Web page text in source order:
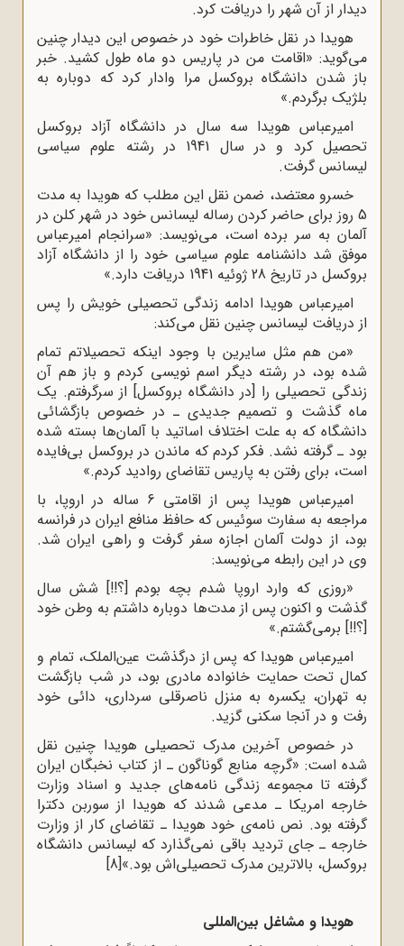
دیدار از آن شهر را دریافت کرد.
هویدا در نقل خاطرات خود در خصوص این دیدار چنین
مى‌گوید: «اقامت من در پاریس دو ماه طول کشید. خبر
باز شدن دانشگاه بروکسل مرا وادار کرد که دوباره به
بلژیک برگردم.»
امیرعباس هویدا سه سال در دانشگاه آزاد بروکسل
تحصیل کرد و در سال 1941 در رشته علوم سیاسى
لیسانس گرفت.
خسرو معتضد، ضمن نقل این مطلب که هویدا به مدت
5 روز براى حاضر کردن رساله لیسانس خود در شهر کلن در
آلمان به سر برده است، مى‌نویسد: «سرانجام امیرعباس
موفق شد دانشنامه علوم سیاسى خود را از دانشگاه آزاد
بروکسل در تاریخ 28 ژوئیه 1941 دریافت دارد.»
امیرعباس هویدا ادامه زندگى تحصیلى خویش را پس
از دریافت لیسانس چنین نقل مى‌کند:
«من هم مثل سایرین با وجود اینکه تحصیلاتم تمام
شده بود، در رشته دیگر اسم نویسى کردم و باز هم آن
زندگى تحصیلى را [در دانشگاه بروکسل] از سرگرفتم. یک
ماه گذشت و تصمیم جدیدى ـ در خصوص بازگشائى
دانشگاه که به علت اختلاف اساتید با آلمان‌ها بسته شده
بود ـ گرفته نشد. فکر کردم که ماندن در بروکسل بى‌فایده
است، براى رفتن به پاریس تقاضاى روادید کردم.»
امیرعباس هویدا پس از اقامتى 6 ساله در اروپا، با
مراجعه به سفارت سوئیس که حافظ منافع ایران در فرانسه
بود، از دولت آلمان اجازه سفر گرفت و راهى ایران شد.
وى در این رابطه مى‌نویسد:
«روزى که وارد اروپا شدم بچه بودم [؟!!] شش سال
گذشت و اکنون پس از مدت‌ها دوباره داشتم به وطن خود
[؟!!] برمى‌گشتم.»
امیرعباس هویدا که پس از درگذشت عین‌الملک، تمام و
کمال تحت حمایت خانواده مادرى بود، در شب بازگشت
به تهران، یکسره به منزل ناصرقلى سردارى، دائى خود
رفت و در آنجا سکنى گزید.
در خصوص آخرین مدرک تحصیلى هویدا چنین نقل
شده است: «گرچه منابع گوناگون ـ از کتاب نخبگان ایران
گرفته تا مجموعه زندگى نامه‌هاى جدید و اسناد وزارت
خارجه امریکا ـ مدعى شدند که هویدا از سوربن دکترا
گرفته بود. نص نامه‌ى خود هویدا ـ تقاضاى کار از وزارت
خارجه ـ جاى تردید باقى نمى‌گذارد که لیسانس دانشگاه
بروکسل، بالاترین مدرک تحصیلى‌اش بود.»[8]
هویدا و مشاغل بین‌المللى